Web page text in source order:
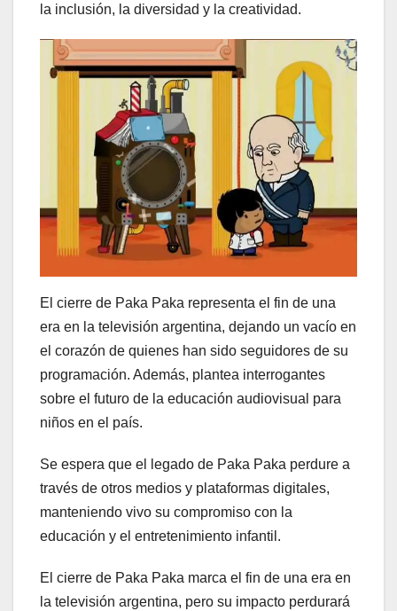
la inclusión, la diversidad y la creatividad.
El cierre de Paka Paka representa el fin de una
era en la televisión argentina, dejando un vacío en
el corazón de quienes han sido seguidores de su
programación. Además, plantea interrogantes
sobre el futuro de la educación audiovisual para
niños en el país.
Se espera que el legado de Paka Paka perdure a
través de otros medios y plataformas digitales,
manteniendo vivo su compromiso con la
educación y el entretenimiento infantil.
El cierre de Paka Paka marca el fin de una era en
la televisión argentina, pero su impacto perdurará